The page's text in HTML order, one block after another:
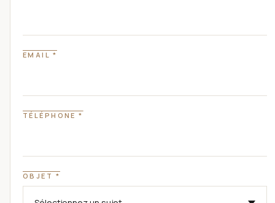
EMAIL *
TÉLÉPHONE *
OBJET *